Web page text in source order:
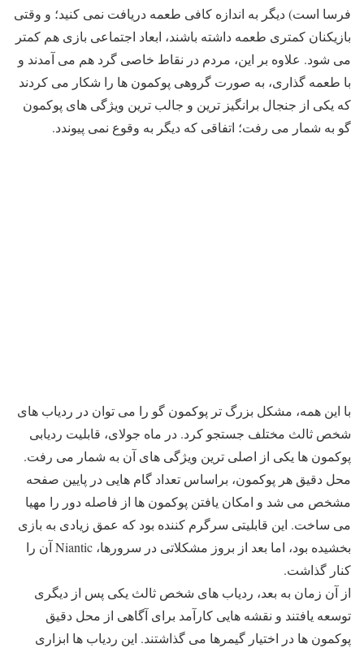
فرسا است) دیگر به اندازه کافی طعمه دریافت نمی کنید؛ و وقتی
بازیکنان کمتری طعمه داشته باشند، ابعاد اجتماعی بازی هم کمتر
می شود. علاوه بر این، مردم در نقاط خاصی گرد هم می آمدند و
با طعمه گذاری، به صورت گروهی پوکمون ها را شکار می کردند
که یکی از جنجال برانگیز ترین و جالب ترین ویژگی های پوکمون
گو به شمار می رفت؛ اتفاقی که دیگر به وقوع نمی پیوندد.
با این همه، مشکل بزرگ تر پوکمون گو را می توان در ردیاب های
شخص ثالث مختلف جستجو کرد. در ماه جولای، قابلیت ردیابی
پوکمون ها یکی از اصلی ترین ویژگی های آن به شمار می رفت.
محل دقیق هر پوکمون، براساس تعداد گام هایی در پایین صفحه
مشخص می شد و امکان یافتن پوکمون ها از فاصله دور را مهیا
می ساخت. این قابلیتی سرگرم کننده بود که عمق زیادی به بازی
بخشیده بود، اما بعد از بروز مشکلاتی در سرورها، Niantic آن را
کنار گذاشت.
از آن زمان به بعد، ردیاب های شخص ثالث یکی پس از دیگری
توسعه یافتند و نقشه هایی کارآمد برای آگاهی از محل دقیق
پوکمون ها در اختیار گیمرها می گذاشتند. این ردیاب ها ابزاری